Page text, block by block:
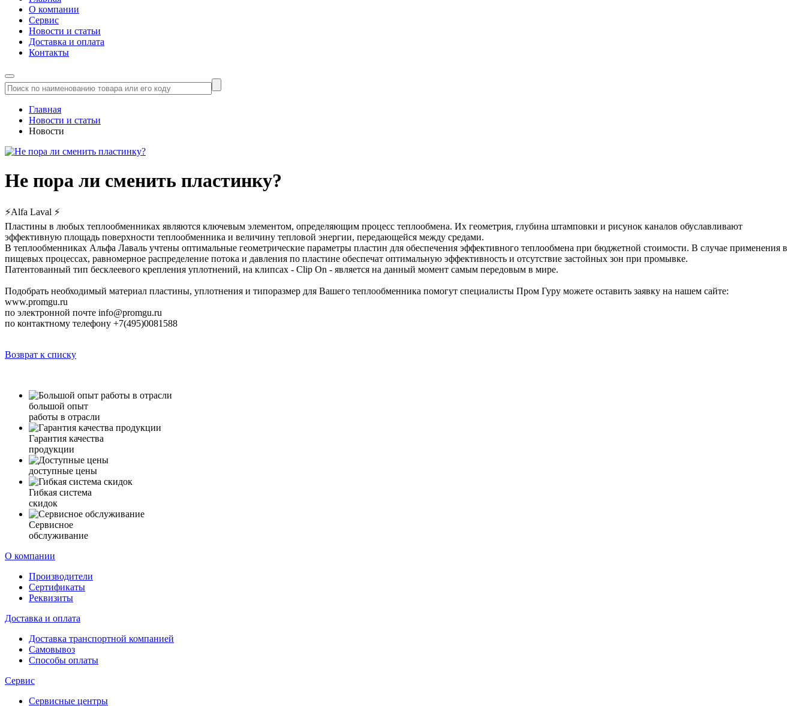
О компании
Сервис
Новости и статьи
Доставка и оплата
Контакты
Главная
Новости и статьи
Новости
Не пора ли сменить пластинку?
⚡Alfa Laval ⚡
Пластины в любых теплообменниках являются ключевым элементом, определяющим процесс теплообмена. Их геометрия, глубина штамповки и рисунок каналов обуславливают
эффективную площадь поверхности теплообменника и величину тепловой энергии, передающейся между средами.
В теплообменниках Альфа Лаваль учтены оптимальные геометрические параметры пластин для обеспечения эффективного теплообмена при бюджетной стоимости. В случае применения в
пищевых процессах, равномерное распределение потока и давления по пластине обеспечат оптимальную эффективность и отсутствие застойных зон при промывке.
Патентованный тип бесклеевого крепления уплотнений, на клипсах - Clip On - является на данный момент самым передовым в мире.
Подобрать необходимый материал пластины, уплотнения и типоразмер для Вашего теплообменника помогут специалисты Пром Гуру можете оставить заявку на нашем сайте:
www.promgu.ru
по электронной почте info@promgu.ru
по контактному телефону +7(495)0081588
Возврат к списку
большой опыт
работы в отрасли
Гарантия качества
продукции
доступные цены
Гибкая система
скидок
Сервисное
обслуживание
О компании
Производители
Сертификаты
Реквизиты
Доставка и оплата
Доставка транспортной компанией
Самовывоз
Способы оплаты
Сервис
Сервисные центры